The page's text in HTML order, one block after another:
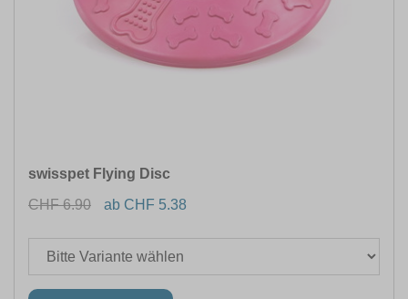
swisspet Flying Disc
CHF 6.90
ab CHF 5.38